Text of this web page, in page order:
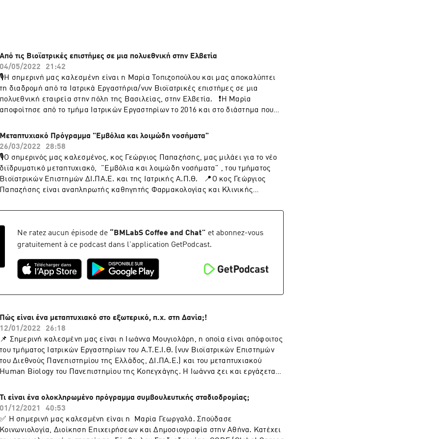
https://bmlabs.gr/
Από τις Βιοϊατρικές επιστήμες σε μια πολυεθνική στην Ελβετία
04/05/2022
21:42
🎙️H σημερινή μας καλεσμένη είναι η Μαρία Τοπιζοπούλου και μας αποκαλύπτει
τη διαδρομή από τα Ιατρικά Εργαστήρια/νυν Βιοϊατρικές επιστήμες σε μια
πολυεθνική εταιρεία στην πόλη της Βασιλείας, στην Ελβετία. ❗Η Μαρία
αποφοίτησε από το τμήμα Ιατρικών Εργαστηρίων το 2016 και στο διάστημα που
ICaMB (Institute for Cell and Molecular Bioscience) στο Newcastle της Αγγλίας
το 2017. Έπειτα, φοίτησε σε μεταπτυχιακό πρόγραμμα του πανεπιστημίου του
Άμστερνταμ και εξειδικεύτηκε στην έρευνα και ανάλυση πολιτικών (research
and policy analysis). Το τελευταίο διάστημα, είναι εργαζόμενη στο τμήμα
ρυθμιστικών υποθέσεων της παγκόσμιας ανάπτυξης φαρμάκων της Novartis.
Μεταπτυχιακό Πρόγραμμα "Εμβόλια και λοιμώδη νοσήματα"
26/03/2022
28:58
🎙Ο σημερινός μας καλεσμένος, κος Γεώργιος Παπαζήσης, μας μιλάει για το νέο
διϊδρυματικό μεταπτυχιακό, "Εμβόλια και λοιμώδη νοσήματα" , του τμήματος
Βιοϊατρικών Επιστημών ΔΙ.ΠΑ.Ε. και της Ιατρικής Α.Π.Θ. 📍Ο κος Γεώργιος
Παπαζήσης είναι αναπληρωτής καθηγητής Φαρμακολογίας και Κλινικής
Μονάδας Κλινικών Ερευνών της Ειδικής Μονάδας Βιοϊατρικής Έρευνας &
στην Κλινική Φαρμακολογία, τη Φαρμακοεπαγρύπνηση (ασφάλεια φαρμάκων,
εμβολίων και ασφάλεια ασθενών) και στην Ψυχιατρική Επιδημιολογία και
διερεύνησης της ανοσογονικότητας των COVID-19 εμβολίων στον ελληνικό
πληθυσμό ενώ παράλληλα είναι κύριος ερευνητής της πολυκεντρικής κλινικής
nosimata,2989
Ne ratez aucun épisode de “ BMLabS Coffee and Chat” et abonnez-vous
gratuitement à ce podcast dans l'application GetPodcast.
Πώς είναι ένα μεταπτυχιακό στο εξωτερικό, π.χ. στη Δανία;!
12/01/2022
26:18
📌 Σημερινή καλεσμένη μας είναι η Ιωάννα Μουγιολάρη, η οποία είναι απόφοιτος
του τμήματος Ιατρικών Εργαστηρίων του Α.Τ.Ε.Ι.Θ. (νυν Βιοϊατρικών Επιστημών
του Διεθνούς Πανεπιστημίου της Ελλάδος, ΔΙ.ΠΑ.Ε.) και του μεταπτυχιακού
Human Biology του Πανεπιστημίου της Κοπεγχάγης. H Ιωάννα ζει και εργάζεται
αναζήτησης, αίτησης, επιλογής, και διενέργειας μεταπτυχιακού στο εξωτερικό.
Μας αφηγείται πώς είναι η ζωή ενός μεταπτυχιακού φοιτητή στο εξωτερικό και
συγκεκριμένα στη Δανία, πριν και μετά την αποφοίτηση από τις σπουδές του.
Τέλος, μοιράζεται μαζί μας τις προσωπικές εμπειρίες και συμβουλές της για
όποιον/όποια επιθυμεί να ακολουθήσει ένα παρόμοιο μονοπάτι καριέρας.
Τι είναι ένα ολοκληρωμένο πρόγραμμα συμβουλευτικής σταδιοδρομίας;
01/12/2021
40:53
✅ Η σημερινή μας καλεσμένη είναι η Μαρία Γεωργαλά. Σπούδασε
Κοινωνιολογία, Διοίκηση Επιχειρήσεων και Δημοσιογραφία στην Αθήνα. Κατέχει